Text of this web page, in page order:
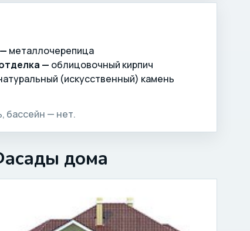
металлочерепица
— облицовочный кирпич
(искусственный) камень
бассейн — нет.
дома